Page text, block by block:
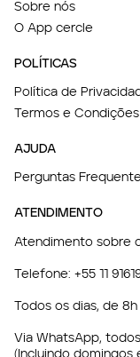
Sobre nós
O App cercle
POLÍTICAS
Política de
Termos e Condições
AJUDA
Perguntas
ATENDIMENTO
Atendimento sobre
Telefone: +55 11
Todos os dias, de
Via WhatsApp,
(Incluindo domingos